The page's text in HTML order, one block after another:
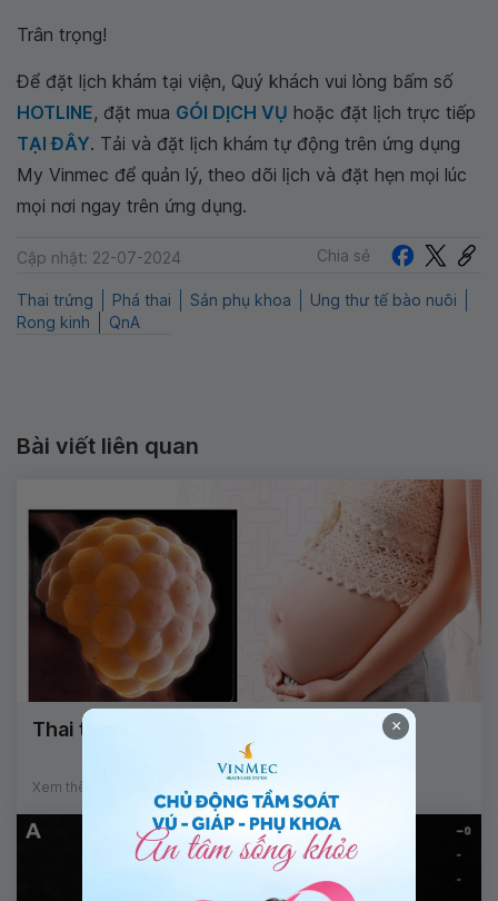
Trân trọng!
Để đặt lịch khám tại viện, Quý khách vui lòng bấm số
HOTLINE, đặt mua GÓI DỊCH VỤ hoặc đặt lịch trực tiếp
TẠI ĐÂY. Tải và đặt lịch khám tự động trên ứng dụng
My Vinmec để quản lý, theo dõi lịch và đặt hẹn mọi lúc
mọi nơi ngay trên ứng dụng.
Cập nhật: 22-07-2024 Chia sẻ
Thai trứng Phá thai Sản phụ khoa
Ung thư tế bào nuôi
Rong kinh
QnA
Bài viết liên quan
Thai trứng phải hút mấy lần?
Xem thêm
×